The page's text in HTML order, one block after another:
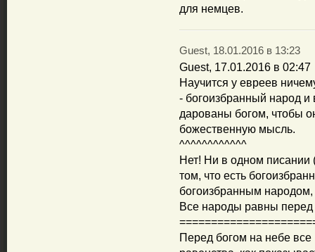
для немцев.
Guest, 18.01.2016 в 13:23
Guest, 17.01.2016 в 02:47
Научится у евреев
- богоизбранный народ и
дарованы богом, чтобы
божественную мысль.
^^^^^^^^^^^^
Нет! Ни в одном писании
том, что есть
богоизбранным народом,
Все народы равны перед
Перед богом на небе